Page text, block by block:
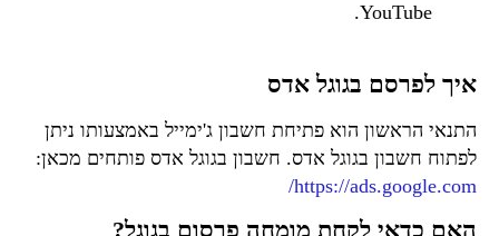
YouTube.
איך לפרסם בגוגל אדס
התנאי הראשון הוא פתיחת חשבון ג'ימייל באמצעותו ניתן
לפתוח חשבון בגוגל אדס. חשבון בגוגל אדס פותחים מכאן:
https://ads.google.com/
האם כדאי לקחת מומחה פרסום בגוגל?